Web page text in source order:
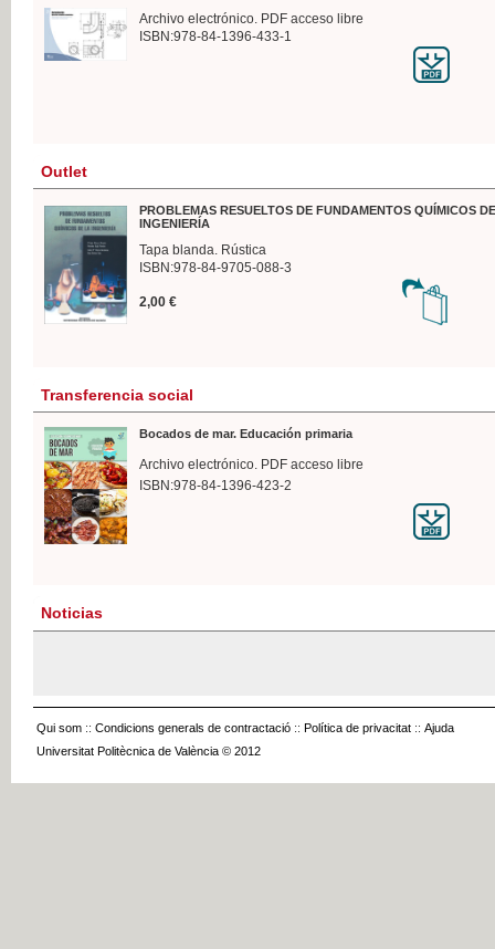
Archivo electrónico. PDF acceso libre
ISBN:978-84-1396-433-1
Outlet
PROBLEMAS RESUELTOS DE FUNDAMENTOS QUÍMICOS
INGENIERÍA
Tapa blanda. Rústica
ISBN:978-84-9705-088-3
2,00 €
Transferencia social
Bocados de mar. Educación primaria
Archivo electrónico. PDF acceso libre
ISBN:978-84-1396-423-2
Noticias
Qui som :: Condicions generals de contractació :: Política de privacitat :: Ajuda
Universitat Politècnica de València © 2012